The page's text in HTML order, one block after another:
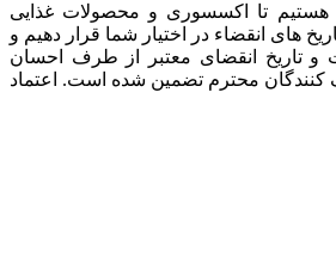
هستیم تا اکسسوری و محصولات غذایی
های انقضاء در اختیار شما قرار دهیم و
و تاریخ انقضای معتبر از طرف احسان
محترم تضمین شده است. اعتماد